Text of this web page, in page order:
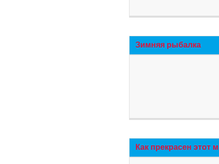
Зимняя рыбалка
Как прекрасен этот